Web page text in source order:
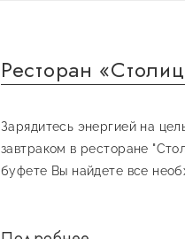
Ресторан
Зарядитесь энергией на
завтраком в ресторане
буфете Вы найдете все